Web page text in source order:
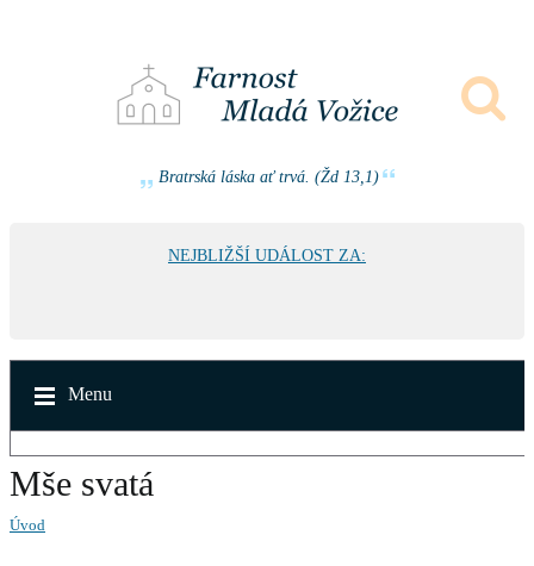
Bratrská láska ať trvá. (Žd 13,1)
NEJBLIŽŠÍ UDÁLOST ZA:
Menu
Mše svatá
Úvod